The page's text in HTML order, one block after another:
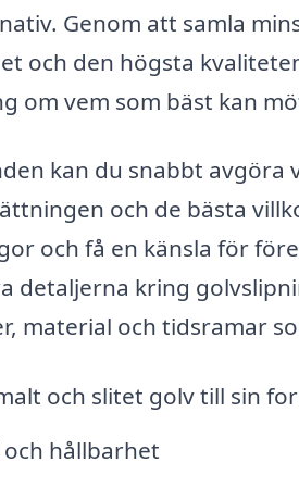
Genom att samla
och den högsta
om vem som bäst kan
kan du snabbt avgöra
och de bästa
och få en känsla för
detaljerna kring
material och tidsramar
och slitet golv till sin
hållbarhet